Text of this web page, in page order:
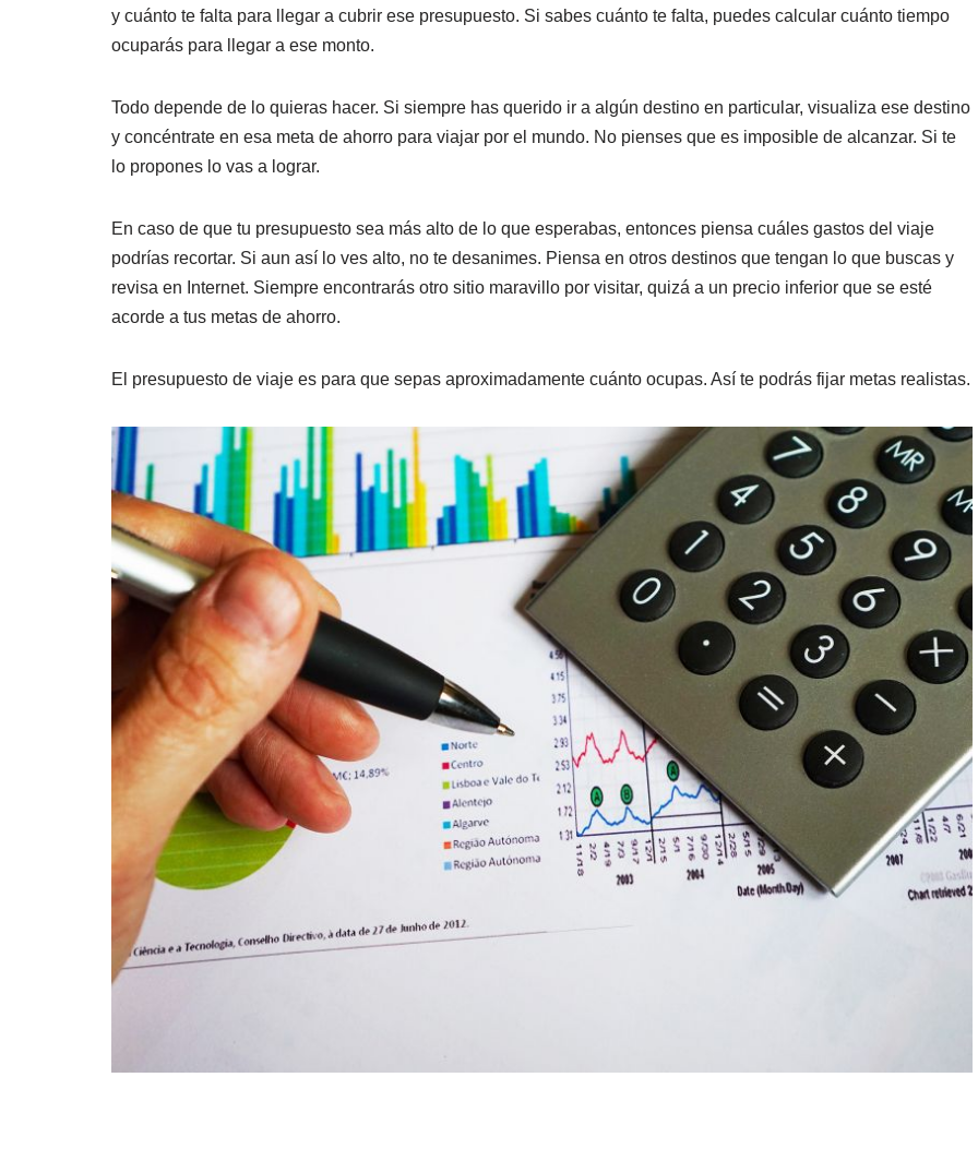
y cuánto te falta para llegar a cubrir ese presupuesto. Si sabes cuánto te falta, puedes calcular cuánto tiempo
ocuparás para llegar a ese monto.
Todo depende de lo quieras hacer. Si siempre has querido ir a algún destino en particular, visualiza ese destino
y concéntrate en esa meta de ahorro para viajar por el mundo. No pienses que es imposible de alcanzar. Si te
lo propones lo vas a lograr.
En caso de que tu presupuesto sea más alto de lo que esperabas, entonces piensa cuáles gastos del viaje
podrías recortar. Si aun así lo ves alto, no te desanimes. Piensa en otros destinos que tengan lo que buscas y
revisa en Internet. Siempre encontrarás otro sitio maravillo por visitar, quizá a un precio inferior que se esté
acorde a tus metas de ahorro.
El presupuesto de viaje es para que sepas aproximadamente cuánto ocupas. Así te podrás fijar metas realistas.